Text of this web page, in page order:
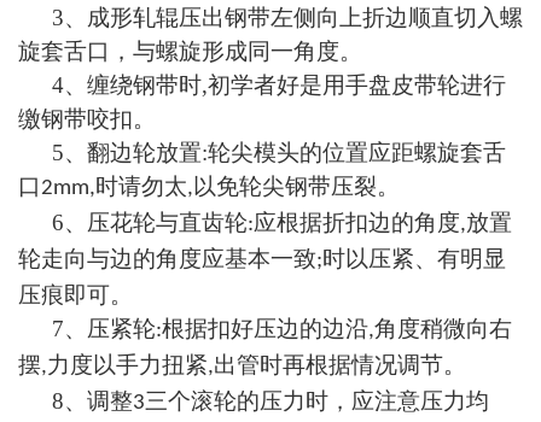
3、成形轧辊压出钢带左侧向上折边顺直切入螺
旋套舌口，与螺旋形成同一角度。
4、缠绕钢带时,初学者好是用手盘皮带轮进行
缴钢带咬扣。
5、翻边轮放置:轮尖模头的位置应距螺旋套舌
口2mm,时请勿太, 以免轮尖钢带压裂。
6、压花轮与直齿轮:应根据折扣边的角度,放置
轮走向与边的角度应基本一致;时以压紧、有明显
压痕即可。
7、压紧轮:根据扣好压边的边沿,角度稍微向右
摆,力度以手力扭紧,出管时再根据情况调节。
8、调整3三个滚轮的压力时，应注意压力均